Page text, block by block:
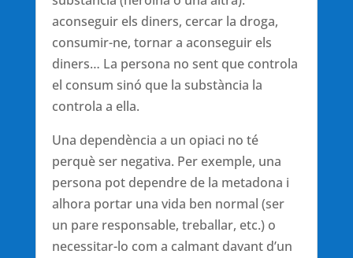
aconseguir els diners, cercar la droga,
consumir-ne, tornar a aconseguir els
diners… La persona no sent que controla
el consum sinó que la substància la
controla a ella.
Una dependència a un opiaci no té
perquè ser negativa. Per exemple, una
persona pot dependre de la metadona i
alhora portar una vida ben normal (ser
un pare responsable, treballar, etc.) o
necessitar-lo com a calmant davant d’un